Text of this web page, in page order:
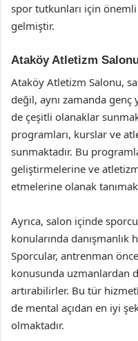
spor tutkunları için
gelmiştir.
Ataköy Atletizm
Ataköy Atletizm Salonu,
değil, aynı zamanda genç
de çeşitli olanaklar
programları, kurslar ve
sunmaktadır. Bu
geliştirmelerine ve
etmelerine olanak
Ayrıca, salon içinde
konularında danışmanlık
Sporcular, antrenman
konusunda uzmanlardan
artırabilirler. Bu tür
de mental açıdan en iyi
olmaktadır.